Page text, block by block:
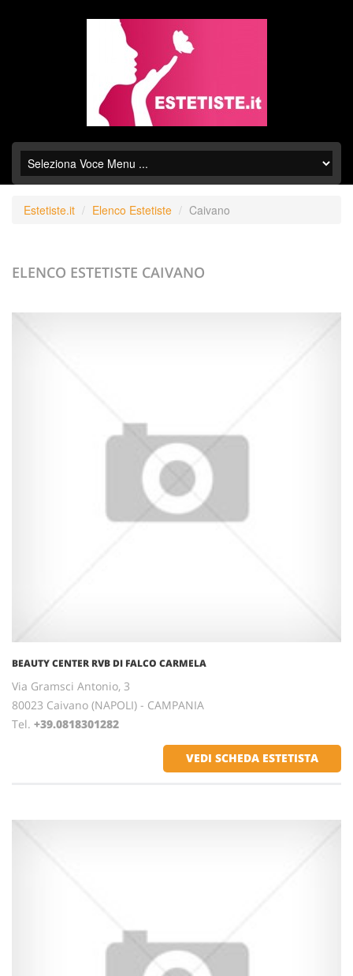
Estetiste.it Elenco Estetiste Caivano
ELENCO ESTETISTE CAIVANO
BEAUTY CENTER RVB DI FALCO CARMELA
Via Gramsci Antonio, 3
80023 Caivano (NAPOLI) - CAMPANIA
Tel. +39.0818301282
VEDI SCHEDA ESTETISTA